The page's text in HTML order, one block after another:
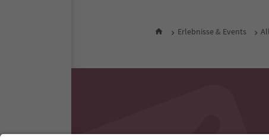
Erlebnisse & Events